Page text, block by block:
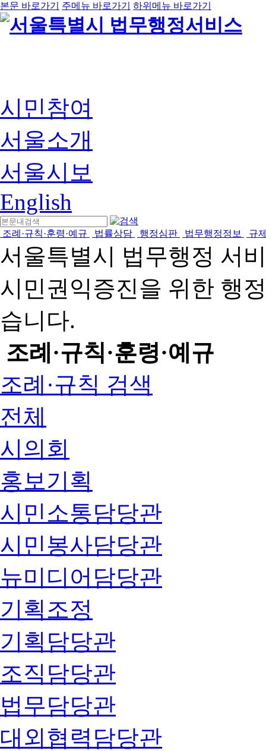
본문 바로가기 주메뉴 바로가기 하위메뉴 바로가기
시민참여
서울소개
서울시보
English
조례·규칙·훈령·예규 법률상담 행정심판 법무행정정보 규
서울특별시 법무행정 서
시민권익증진을 위한 행
습니다.
조례·규칙·훈령·예규
조례·규칙 검색
전체
시의회
홍보기획
시민소통담당관
시민봉사담당관
뉴미디어담당관
기획조정
기획담당관
조직담당관
법무담당관
대외협력담당관